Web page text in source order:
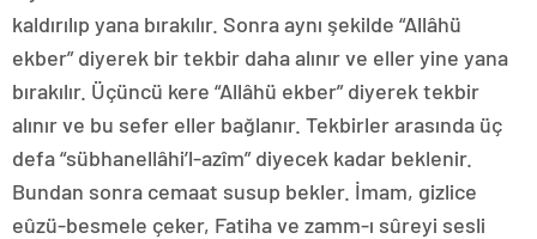
kaldırılıp yana bırakılır. Sonra aynı şekilde “Allâhü
ekber” diyerek bir tekbir daha alınır ve eller yine yana
bırakılır. Üçüncü kere “Allâhü ekber” diyerek tekbir
alınır ve bu sefer eller bağlanır. Tekbirler arasında üç
defa “sübhanellâhi’l-azîm” diyecek kadar beklenir.
Bundan sonra cemaat susup bekler. İmam, gizlice
eûzü-besmele çeker, Fatiha ve zamm-ı sûreyi sesli